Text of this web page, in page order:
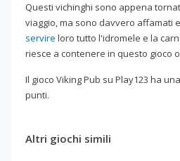
Questi vichinghi sono appena
viaggio, ma sono davvero affamati
servire loro tutto l'idromele e la
riesce a contenere in questo gioco
Il gioco Viking Pub su Play123 ha
punti.
Altri giochi simili